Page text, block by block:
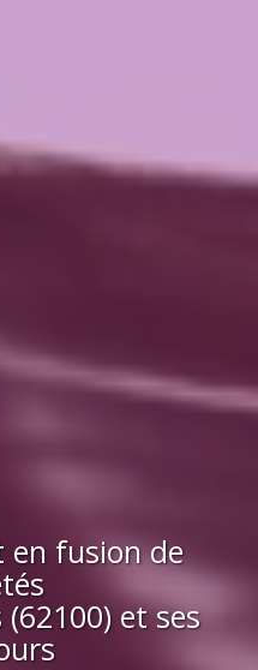
en fusion de
(62100)et ses